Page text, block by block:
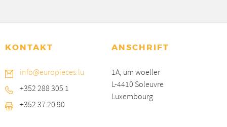
KONTAKT
info@europieces.lu
+352 288 305 1
+352 37 20 90
ANSCHRIFT
1A, um woeller
L-4410 Soleuvre
Luxembourg